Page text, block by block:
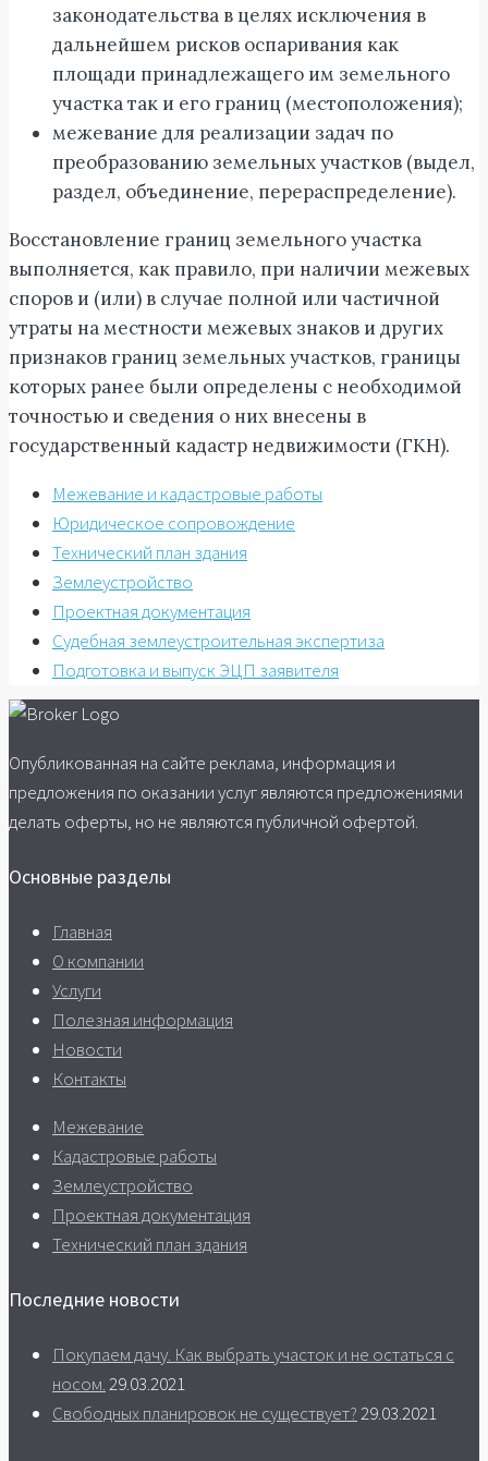
законодательства в целях исключения в
дальнейшем рисков оспаривания как
площади принадлежащего им земельного
участка так и его границ (местоположения);
межевание для реализации задач по
преобразованию земельных участков (выдел,
раздел, объединение, перераспределение).
Восстановление границ земельного участка
выполняется, как правило, при наличии межевых
споров и (или) в случае полной или частичной
утраты на местности межевых знаков и других
признаков границ земельных участков, границы
которых ранее были определены с необходимой
точностью и сведения о них внесены в
государственный кадастр недвижимости (ГКН).
Межевание и кадастровые работы
Юридическое сопровождение
Технический план здания
Землеустройство
Проектная документация
Судебная землеустроительная экспертиза
Подготовка и выпуск ЭЦП заявителя
Опубликованная на сайте реклама, информация и
предложения по оказании услуг являются предложениями
делать оферты, но не являются публичной офертой.
Основные разделы
Главная
О компании
Услуги
Полезная информация
Новости
Контакты
Межевание
Кадастровые работы
Землеустройство
Проектная документация
Технический план здания
Последние новости
Покупаем дачу. Как выбрать участок и не остаться с
носом.29.03.2021
Свободных планировок не существует?29.03.2021